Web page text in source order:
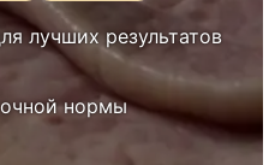
лучших результатов
нормы